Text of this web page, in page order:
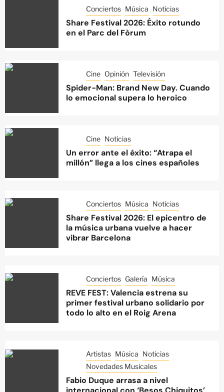
Conciertos Música Noticias
Share Festival 2026: Éxito rotundo
en el Parc del Fòrum
Cine Opinión Televisión
Spider-Man: Brand New Day. Cuando
lo emocional supera lo heroico
Cine Noticias
Un error ante el éxito: “Atrapa el
millón” llega a los cines españoles
Conciertos Música Noticias
Share Festival 2026: El epicentro de
la música urbana vuelve a hacer
vibrar Barcelona
Conciertos Galería Música
REVE FEST: Valencia estrena su
primer festival urbano solidario por
todo lo alto en el Roig Arena
Artistas Música Noticias
Novedades Musicales
Fabio Duque arrasa a nivel